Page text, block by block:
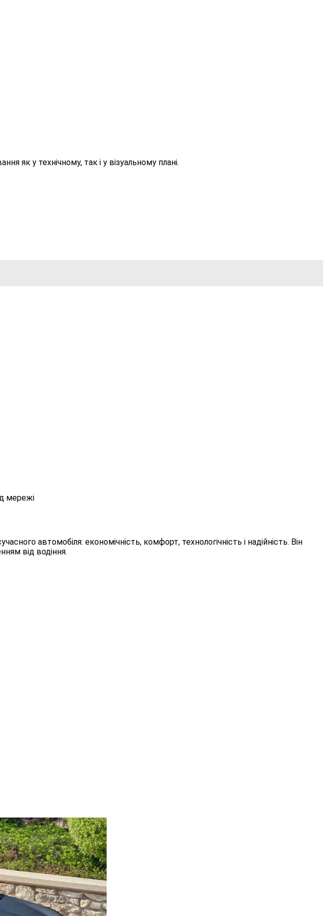
як у технічному, так і у візуальному плані.
мережі
автомобіля: економічність, комфорт, технологічність і надійність. Він
від водіння.